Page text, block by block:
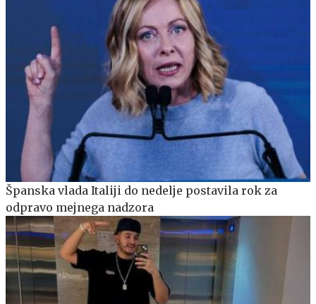
Španska vlada Italiji do nedelje postavila rok za
odpravo mejnega nadzora